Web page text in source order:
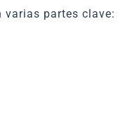
varias partes clave: